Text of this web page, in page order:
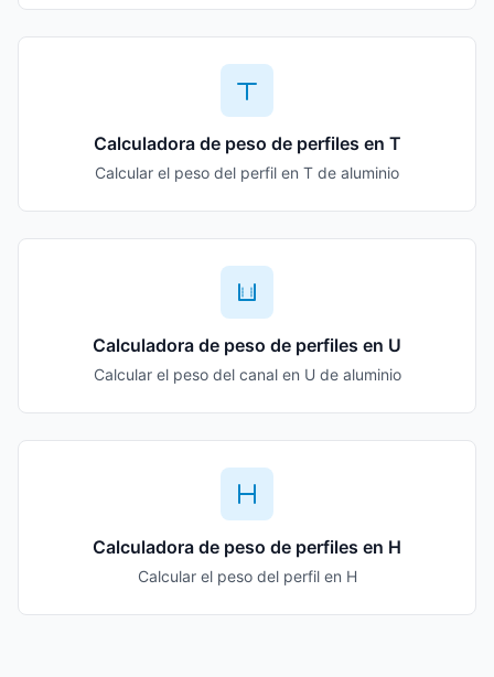
Calculadora de peso de perfiles en T
Calcular el peso del perfil en T de aluminio
Calculadora de peso de perfiles en U
Calcular el peso del canal en U de aluminio
Calculadora de peso de perfiles en H
Calcular el peso del perfil en H